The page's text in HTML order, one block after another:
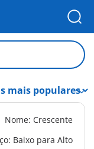
Nome: Crescente
Baixo para Alto